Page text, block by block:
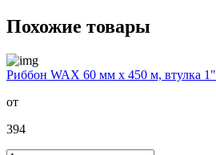
Похожие товары
Риббон WAX 60 мм х 450 м, втулка 1"
от
394